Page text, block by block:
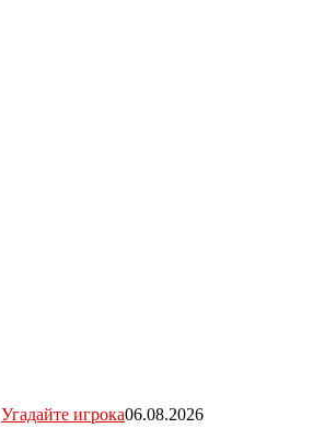
Угадайте игрока06.08.2026